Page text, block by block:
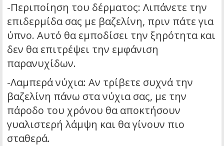
-Περιποίηση του δέρματος: Λιπάνετε την
επιδερμίδα σας με βαζελίνη, πριν πάτε για
ύπνο. Αυτό θα εμποδίσει την ξηρότητα και
δεν θα επιτρέψει την εμφάνιση
παρανυχίδων.
-Λαμπερά νύχια: Αν τρίβετε συχνά την
βαζελίνη πάνω στα νύχια σας, με την
πάροδο του χρόνου θα αποκτήσουν
γυαλιστερή λάμψη και θα γίνουν πιο
σταθερά.